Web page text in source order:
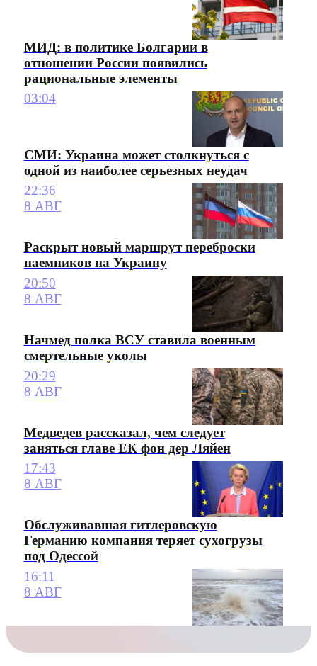
МИД: в политике Болгарии в
отношении России появились
рациональные элементы
03:04
СМИ: Украина может столкнуться с
одной из наиболее серьезных неудач
22:36
8 АВГ
Раскрыт новый маршрут переброски
наемников на Украину
20:50
8 АВГ
Начмед полка ВСУ ставила военным
смертельные уколы
20:29
8 АВГ
Медведев рассказал, чем следует
заняться главе ЕК фон дер Ляйен
17:43
8 АВГ
Обслуживавшая гитлеровскую
Германию компания теряет сухогрузы
под Одессой
16:11
8 АВГ